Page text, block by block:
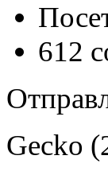
612
Gecko